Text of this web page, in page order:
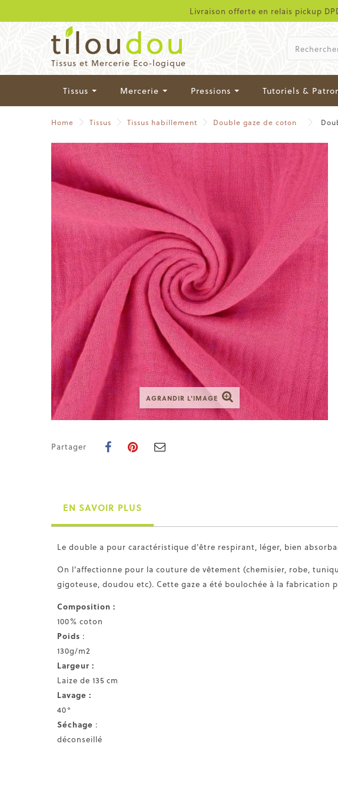
Livraison offerte en relais pickup
Tissus et Mercerie Eco-logique
Tissus Mercerie Pressions Tutoriels &
Home Tissus Tissus habillement Double gaze de coton
AGRANDIR L'IMAGE
Partager
EN SAVOIR PLUS
Le double a pour caractéristique d'être respirant, léger, bien
On l'affectionne pour la couture de vêtement (chemisier, robe,
gigoteuse, doudou etc). Cette gaze a été boulochée à la
Composition :
100% coton
Poids :
130g/m2
Largeur :
Laize de 135 cm
Lavage :
40°
Séchage :
déconseillé